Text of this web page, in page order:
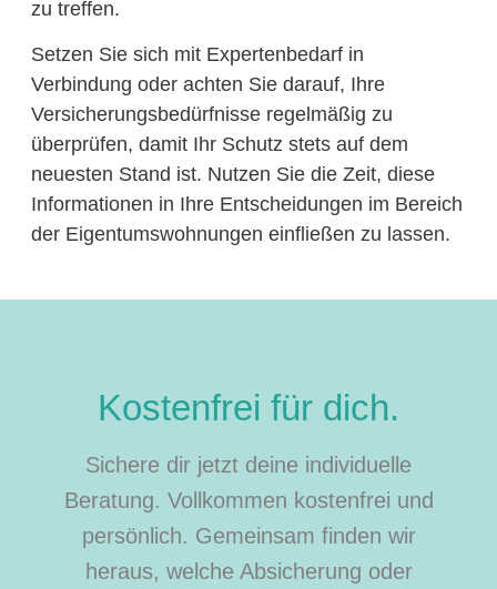
zu treffen.
Setzen Sie sich mit Expertenbedarf in
Verbindung oder achten Sie darauf, Ihre
Versicherungsbedürfnisse regelmäßig zu
überprüfen, damit Ihr Schutz stets auf dem
neuesten Stand ist. Nutzen Sie die Zeit, diese
Informationen in Ihre Entscheidungen im Bereich
der Eigentumswohnungen einfließen zu lassen.
Kostenfrei für dich.
Sichere dir jetzt deine individuelle
Beratung. Vollkommen kostenfrei und
persönlich. Gemeinsam finden wir
heraus, welche Absicherung oder